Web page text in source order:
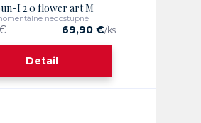
I 2.0 flower art M
69,90 €/ks
nedostupné
Detail